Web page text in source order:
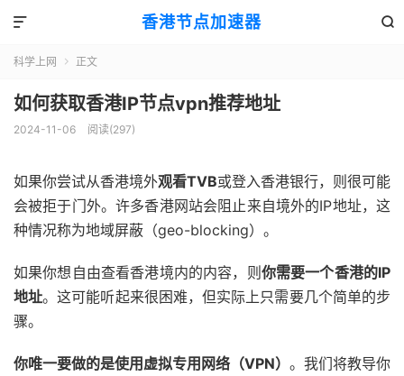
香港节点加速器 

科学上网  正文
如何获取香港IP节点vpn推荐地址
2024-11-06 阅读(297)
如果你尝试从香港境外观看TVB或登入香港银行，则很可能
会被拒于门外。许多香港网站会阻止来自境外的IP地址，这
种情况称为地域屏蔽（geo-blocking）。
如果你想自由查看香港境内的内容，则 你需要一个香港的IP
地址。这可能听起来很困难，但实际上只需要几个简单的步
骤。
你唯一要做的是使用虚拟专用网络（VPN） 。我们将教导你